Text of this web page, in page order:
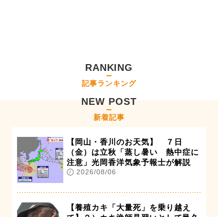
RANKING
記事ランキング
NEW POST
新着記事
【岡山・香川のお天気】 ７日
（金）は立秋「蒸し暑い 熱中症に
注意」光岡香洋気象予報士が解説
2026/08/06
【養殖カキ「大量死」を乗り越え